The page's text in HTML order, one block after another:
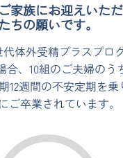
家族にお迎えいた
ちの願いです。
体外受精プラスプロ
合、10組のご夫婦のう
12週間の不安定期を乗
ご卒業されています。